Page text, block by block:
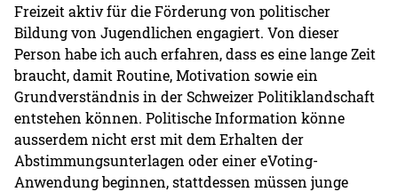
Freizeit aktiv für die Förderung von politischer
Bildung von Jugendlichen engagiert. Von dieser
Person habe ich auch erfahren, dass es eine lange Zeit
braucht, damit Routine, Motivation sowie ein
Grundverständnis in der Schweizer Politiklandschaft
entstehen können. Politische Information könne
ausserdem nicht erst mit dem Erhalten der
Abstimmungsunterlagen oder einer eVoting-
Anwendung beginnen, stattdessen müssen junge